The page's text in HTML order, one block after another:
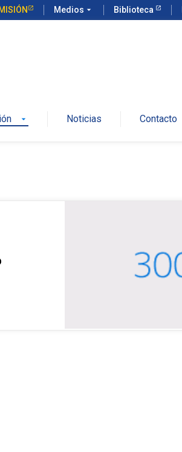
Medios arrow_drop_down Biblioteca
arrow_drop_down Noticias Contacto